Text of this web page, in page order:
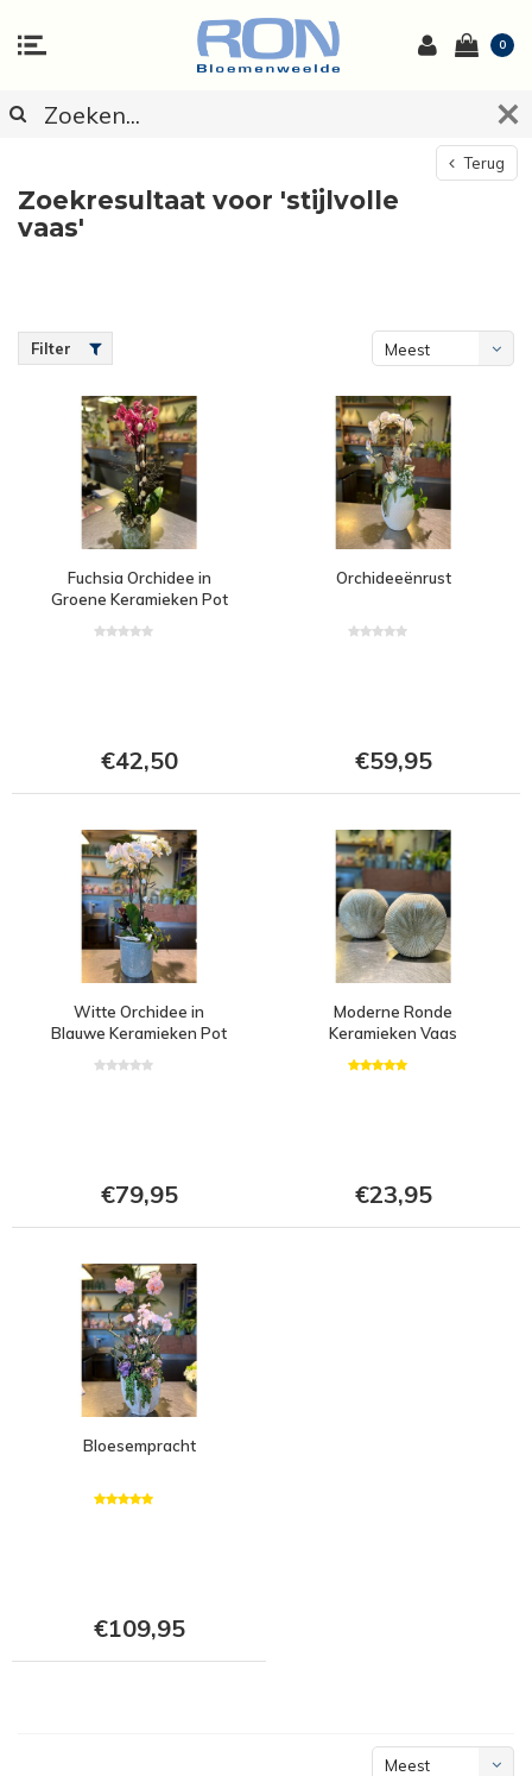
0
Terug
Zoekresultaat voor 'stijlvolle
vaas'
Filter
Meest
Fuchsia Orchidee in
Groene Keramieken Pot
€42,50
Orchideeënrust
€59,95
Witte Orchidee in
Blauwe Keramieken Pot
€79,95
Moderne Ronde
Keramieken Vaas
€23,95
Bloesempracht
€109,95
Meest